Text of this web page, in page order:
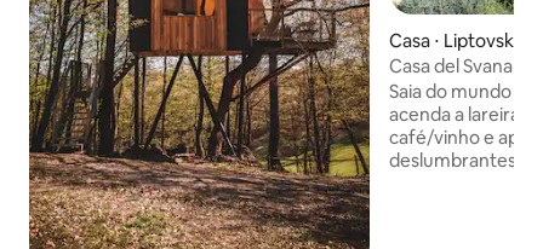
Casa ⋅ Liptovská
Casa del Svana
Saia do mundo
acenda a lareira,
café/vinho e
deslumbrantes